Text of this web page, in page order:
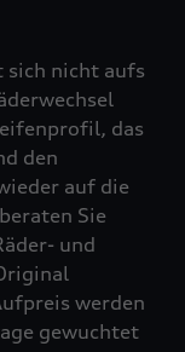
sich nicht aufs
das
den
auf die
Sie
und
werden
gewuchtet